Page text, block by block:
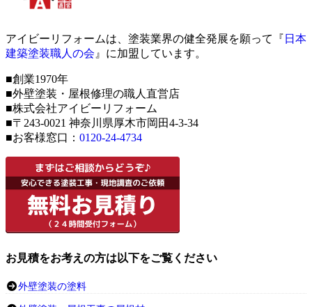
アイビーリフォームは、塗装業界の健全発展を願って『 日本
建築塗装職人の会 』に加盟しています。
■創業1970年
■外壁塗装・屋根修理の職人直営店
■株式会社アイビーリフォーム
■〒243-0021 神奈川県厚木市岡田4-3-34
■お客様窓口： 0120-24-4734
お見積をお考えの方は以下をご覧ください
外壁塗装の塗料